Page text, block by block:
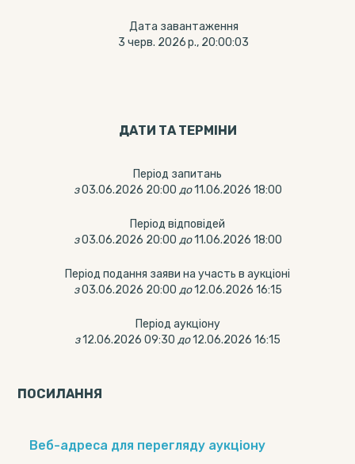
Дата завантаження
3 черв. 2026 р., 20:00:03
ДАТИ ТА ТЕРМIНИ
Період запитань
з 03.06.2026 20:00 до 11.06.2026 18:00
Період відповідей
з 03.06.2026 20:00 до 11.06.2026 18:00
Період подання заяви на участь в аукціоні
з 03.06.2026 20:00 до 12.06.2026 16:15
Період аукціону
з12.06.2026 09:30 до12.06.2026 16:15
ПОСИЛАННЯ
Веб-адреса для перегляду аукціону